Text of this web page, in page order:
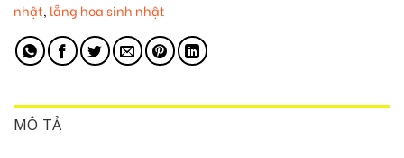
nhật, lẵng hoa sinh nhật
MÔ TẢ